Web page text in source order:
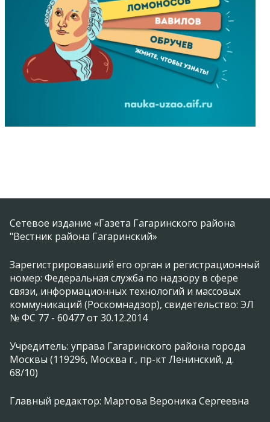
Сетевое издание «Газета Гагаринского района
"Вестник района Гагаринский»
Зарегистрировавший его орган и регистрационный
номер: Федеральная служба по надзору в сфере
связи, информационных технологий и массовых
коммуникаций (Роскомнадзор), свидетельство: ЭЛ
№ ФС 77 - 60477 от 30.12.2014
Учредитель: управа Гагаринского района города
Москвы (119296, Москва г., пр-кт Ленинский, д.
68/10)
Главный редактор: Мартова Вероника Сергеевна